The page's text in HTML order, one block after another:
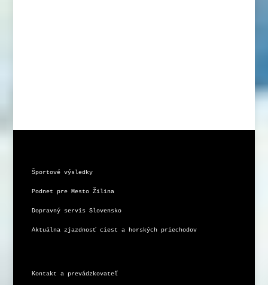
Športové výsledky
Podnet pre Mesto Žilina
Dopravný servis Slovensko
Aktuálna zjazdnosť ciest a horských priechodov
Kontakt a prevádzkovateľ